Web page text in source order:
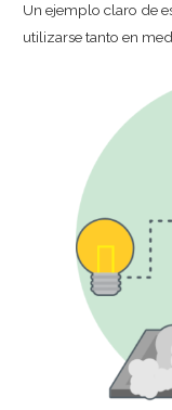
Un ejemplo claro de
utilizarse tanto en